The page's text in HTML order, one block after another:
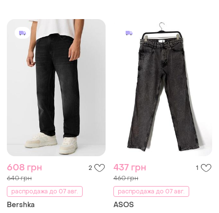
608 грн 2
640 грн
распродажа до 07 авг.
Bershka
437 грн 1
460 грн
распродажа до 07 авг.
ASOS